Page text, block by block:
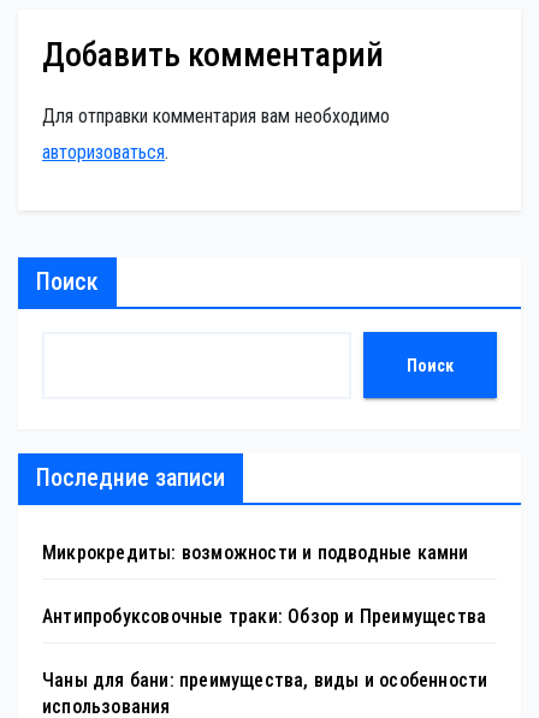
Добавить комментарий
Для отправки комментария вам необходимо
авторизоваться.
Поиск
Поиск
Последние записи
Микрокредиты: возможности и подводные камни
Антипробуксовочные траки: Обзор и Преимущества
Чаны для бани: преимущества, виды и особенности
использования